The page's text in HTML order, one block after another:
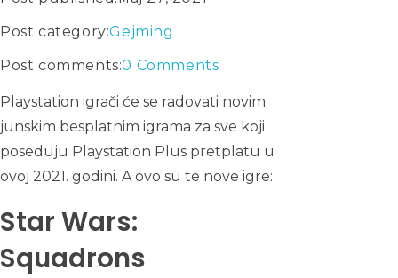
Post category:Gejming
Post comments:0 Comments
Playstation igrači će se radovati novim
junskim besplatnim igrama za sve koji
poseduju Playstation Plus pretplatu u
ovoj 2021. godini. A ovo su te nove igre:
Star Wars:
Squadrons